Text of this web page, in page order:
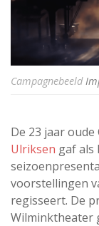
Campagnebeeld
De 23 jaar
Ulriksen gaf als
voorstellingen
regisseert. De
Wilminktheater